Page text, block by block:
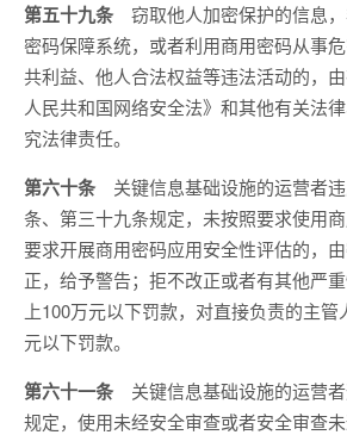
第五十九条 窃取他人加密保护的信息
密码保障系统，或者利用商用密码从事
共利益、他人合法权益等违法活动的，
人民共和国网络安全法》和其他有关法
究法律责任。
第六十条 关键信息基础设施的运营者
条、第三十九条规定，未按照要求使用
要求开展商用密码应用安全性评估的，
正，给予警告；拒不改正或者有其他严
上100万元以下罚款，对直接负责的主
元以下罚款。
第六十一条 关键信息基础设施的运营
规定，使用未经安全审查或者安全审查